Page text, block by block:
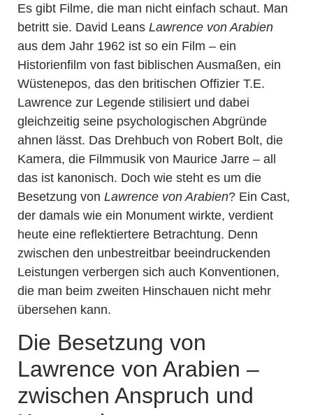
Es gibt Filme, die man nicht einfach schaut. Man
betritt sie. David Leans Lawrence von Arabien
aus dem Jahr 1962 ist so ein Film – ein
Historienfilm von fast biblischen Ausmaßen, ein
Wüstenepos, das den britischen Offizier T.E.
Lawrence zur Legende stilisiert und dabei
gleichzeitig seine psychologischen Abgründe
ahnen lässt. Das Drehbuch von Robert Bolt, die
Kamera, die Filmmusik von Maurice Jarre – all
das ist kanonisch. Doch wie steht es um die
Besetzung von Lawrence von Arabien? Ein Cast,
der damals wie ein Monument wirkte, verdient
heute eine reflektiertere Betrachtung. Denn
zwischen den unbestreitbar beeindruckenden
Leistungen verbergen sich auch Konventionen,
die man beim zweiten Hinschauen nicht mehr
übersehen kann.
Die Besetzung von
Lawrence von Arabien –
zwischen Anspruch und